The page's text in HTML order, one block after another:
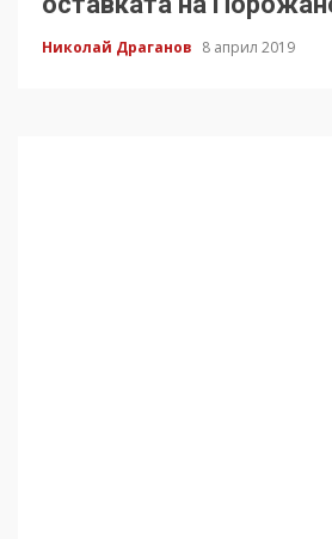
Николай Драганов 8 април 2019